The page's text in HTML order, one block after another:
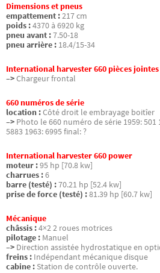
Dimensions et pneus
empattement :217 cm
poids :4370 à 6920 kg
pneu avant :7.50-18
pneu arrière : 18.4/15-34
International harvester 660 pièces jointes
–>Chargeur frontal
660 numéros de série
location :Côté droit le embrayage boitîer
–> Photo le 660 numéro de série 1959: 501
5883 1963: 6995 final: ?
International harvester 660 power
moteur :95 hp [70.8 kw]
charrues :6
barre (testé) :70.21 hp [52.4 kw]
prise de force (testé) :81.39 hp [60.7 kw]
Mécanique
châssis :4×2 2 roues motrices
pilotage : Manuel
–> Direction assistée hydrostatique en
freins : Indépendant mécanique disque
cabine : Station de contrôle ouverte.